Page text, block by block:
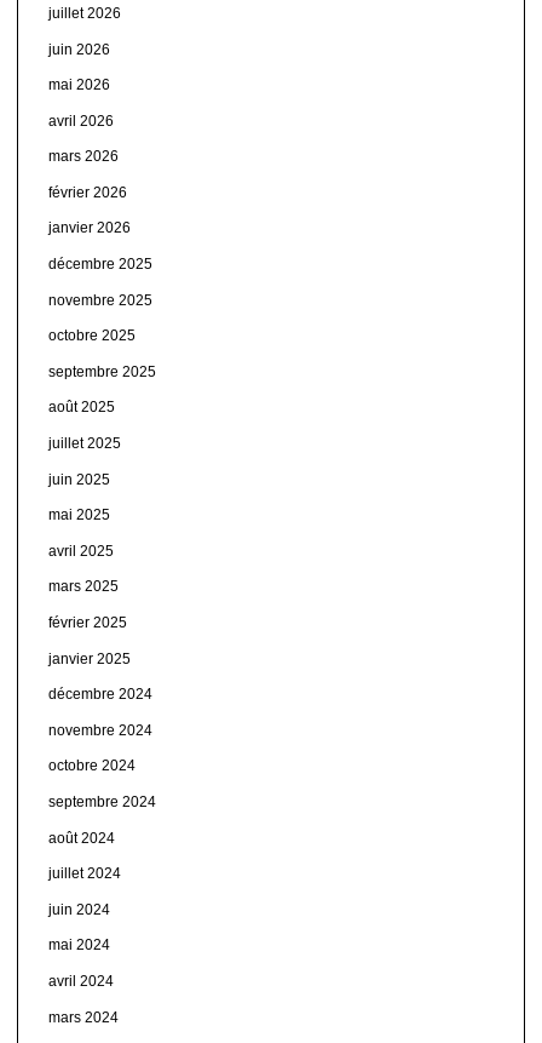
juillet 2026
juin 2026
mai 2026
avril 2026
mars 2026
février 2026
janvier 2026
décembre 2025
novembre 2025
octobre 2025
septembre 2025
août 2025
juillet 2025
juin 2025
mai 2025
avril 2025
mars 2025
février 2025
janvier 2025
décembre 2024
novembre 2024
octobre 2024
septembre 2024
août 2024
juillet 2024
juin 2024
mai 2024
avril 2024
mars 2024